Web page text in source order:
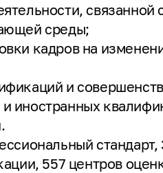
среды;
кадров на
и
иностранных
стандарт,
557 центров